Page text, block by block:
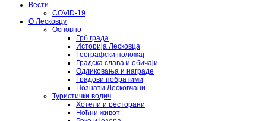
Вести
COVID-19
О Лесковцу
Основно
Грб града
Историја Лесковца
Географски положај
Градска слава и обичаји
Одликовања и награде
Градови побратими
Познати Лесковчани
Туристички водич
Хотели и ресторани
Ноћни живот